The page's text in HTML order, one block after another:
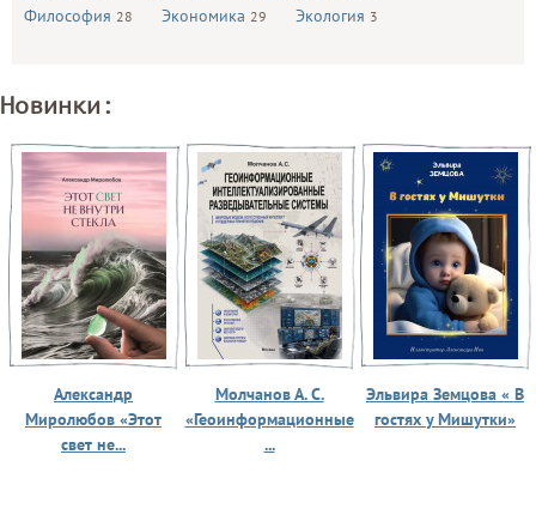
Философия 28 Экономика 29 Экология 3
Новинки:
Александр
Миролюбов «Этот
свет не...
Молчанов А. С.
«Геоинформационные
...
Эльвира Земцова « В
гостях у Мишутки»